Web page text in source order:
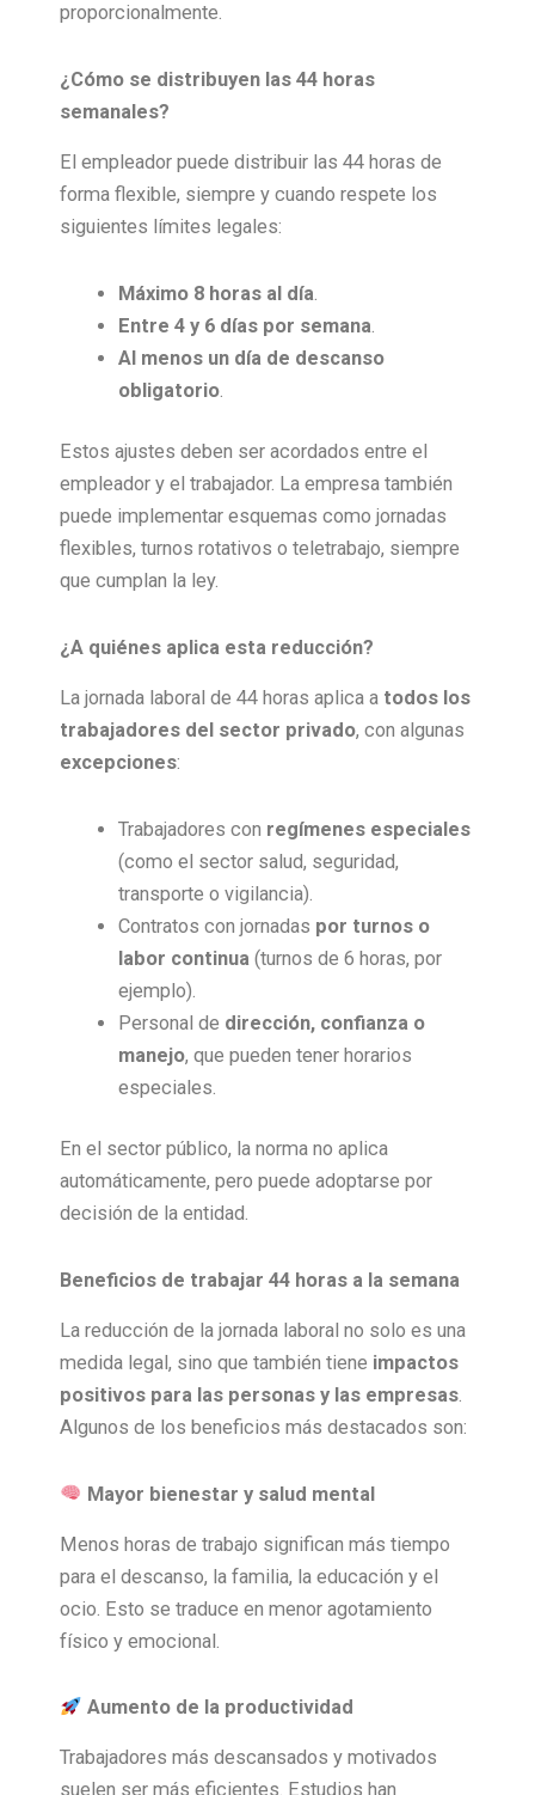
proporcionalmente.
¿Cómo se distribuyen las 44 horas
semanales?
El empleador puede distribuir las 44 horas de
forma flexible, siempre y cuando respete los
siguientes límites legales:
Máximo 8 horas al día.
Entre 4 y 6 días por semana.
Al menos un día de descanso
obligatorio.
Estos ajustes deben ser acordados entre el
empleador y el trabajador. La empresa también
puede implementar esquemas como jornadas
flexibles, turnos rotativos o teletrabajo, siempre
que cumplan la ley.
¿A quiénes aplica esta reducción?
La jornada laboral de 44 horas aplica a todos los
trabajadores del sector privado, con algunas
excepciones:
Trabajadores con regímenes especiales
(como el sector salud, seguridad,
transporte o vigilancia).
Contratos con jornadas por turnos o
labor continua (turnos de 6 horas, por
ejemplo).
Personal de dirección, confianza o
manejo, que pueden tener horarios
especiales.
En el sector público, la norma no aplica
automáticamente, pero puede adoptarse por
decisión de la entidad.
Beneficios de trabajar 44 horas a la semana
La reducción de la jornada laboral no solo es una
medida legal, sino que también tiene impactos
positivos para las personas y las empresas.
Algunos de los beneficios más destacados son:
Mayor bienestar y salud mental
Menos horas de trabajo significan más tiempo
para el descanso, la familia, la educación y el
ocio. Esto se traduce en menor agotamiento
físico y emocional.
Aumento de la productividad
Trabajadores más descansados y motivados
suelen ser más eficientes. Estudios han